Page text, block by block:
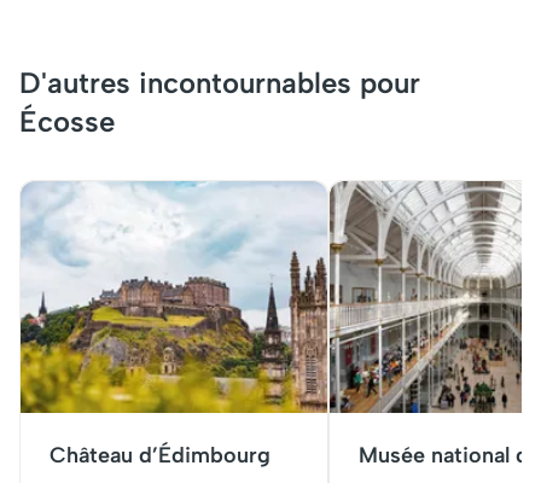
D'autres incontournables pour
Écosse
Château d’Édimbourg Musée national